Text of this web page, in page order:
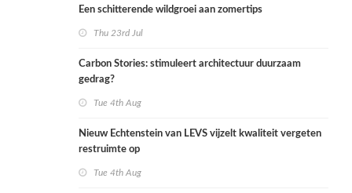
Een schitterende wildgroei aan zomertips
Thu 23rd Jul
Carbon Stories: stimuleert architectuur duurzaam
gedrag?
Tue 4th Aug
Nieuw Echtenstein van LEVS vijzelt kwaliteit vergeten
restruimte op
Tue 4th Aug